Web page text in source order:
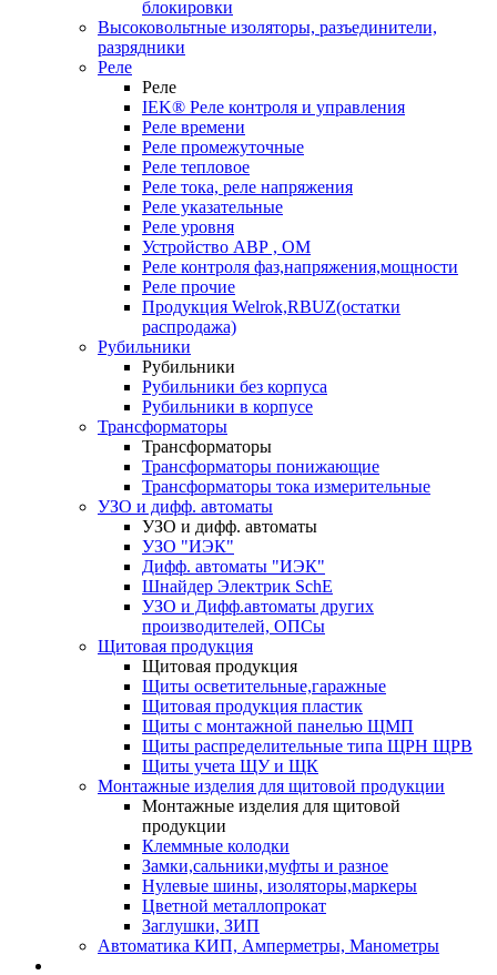
блокировки
Высоковольтные изоляторы, разъединители,
разрядники
Реле
Реле
IEK® Реле контроля и управления
Реле времени
Реле промежуточные
Реле тепловое
Реле тока, реле напряжения
Реле указательные
Реле уровня
Устройство АВР , ОМ
Реле контроля фаз,напряжения,мощности
Реле прочие
Продукция Welrok,RBUZ(остатки
распродажа)
Рубильники
Рубильники
Рубильники без корпуса
Рубильники в корпусе
Трансформаторы
Трансформаторы
Трансформаторы понижающие
Трансформаторы тока измерительные
УЗО и дифф. автоматы
УЗО и дифф. автоматы
УЗО "ИЭК"
Дифф. автоматы "ИЭК"
Шнайдер Электрик SchE
УЗО и Дифф.автоматы других
производителей, ОПСы
Щитовая продукция
Щитовая продукция
Щиты осветительные,гаражные
Щитовая продукция пластик
Щиты с монтажной панелью ЩМП
Щиты распределительные типа ЩРН ЩРВ
Щиты учета ЩУ и ЩК
Монтажные изделия для щитовой продукции
Монтажные изделия для щитовой
продукции
Клеммные колодки
Замки,сальники,муфты и разное
Нулевые шины, изоляторы,маркеры
Цветной металлопрокат
Заглушки, ЗИП
Автоматика КИП, Амперметры, Манометры